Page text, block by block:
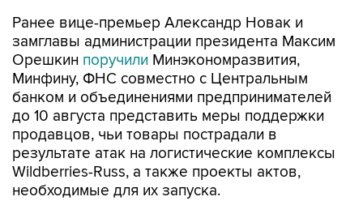
ОрешкинпоручилиМинэкономразвития,
Минфину, ФНС совместно с Центральным
банком и объединениями предпринимателей
до 10 августа представить меры поддержки
продавцов, чьи товары пострадали в
результате атак на логистические комплексы
Wildberries-Russ, а также проекты актов,
необходимые для их запуска.
Глава Минэкономразвития Максим Решетников